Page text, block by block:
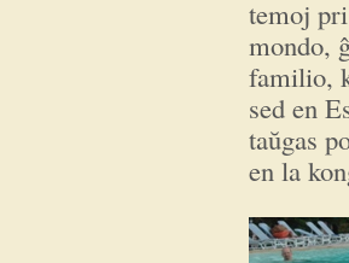
temoj
mondo,
familio,
sed en
taŭgas
en la